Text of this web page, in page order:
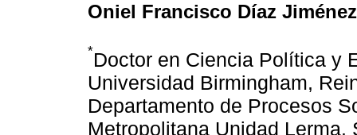
Oniel Francisco Díaz Jiménez
*Doctor en Ciencia Política y
Universidad Birmingham,
Departamento de Procesos
Metropolitana Unidad